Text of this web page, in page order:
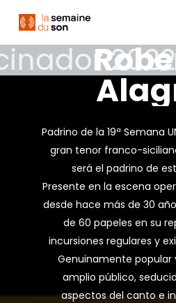
main
content
2022
Padrino de la 19ª Semana
gran tenor franco-
será el padrino de
Presente en la escena
desde hace más de 30
de 60 papeles en su
incursiones regulares y
Genuinamente popular
amplio público,
aspectos del canto e